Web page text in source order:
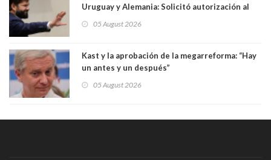
Uruguay y Alemania: Solicitó autorización al
05 August 2026
Kast y la aprobación de la megarreforma: “Hay
un antes y un después”
05 August 2026